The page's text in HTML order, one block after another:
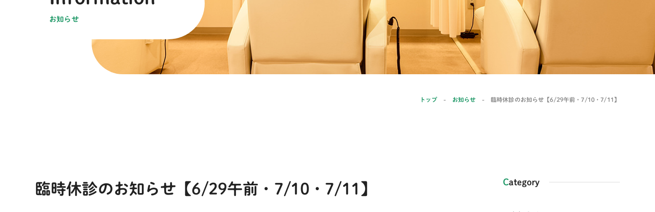
お知らせ
トップ - お知らせ - 臨時休診のお知らせ【6/29午前・7/10・7/11】
臨時休診のお知らせ【6/29午前・7/10・7/11】 Category